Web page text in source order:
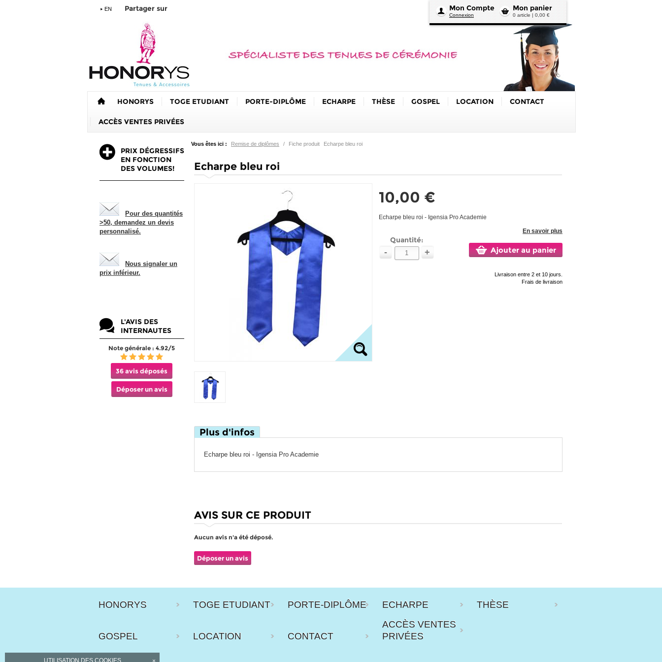
Mon panier
0 article | 0,00 €
Mon Compte
Connexion
EN Partager sur
HONORYS TOGE ETUDIANT PORTE-DIPLÔME ECHARPE THÈSE GOSPEL LOCATION CONTACT
ACCÈS VENTES PRIVÉES
UTILISATION DES COOKIES
PRIX DÉGRESSIFS
EN FONCTION
DES VOLUMES!
Pour des quantités
>50, demandez un devis
personnalisé.
Nous signaler un
prix inférieur.
L'AVIS DES
INTERNAUTES
Note générale : 4.92/5
36 avis déposés
Déposer un avis
Vous êtes ici : Remise de diplômes / Fiche produit Echarpe bleu roi
Echarpe bleu roi
10,00 €
Echarpe bleu roi - Igensia Pro Academie
En savoir plus
Quantité:
- + Ajouter au panier
Livraison entre 2 et 10 jours.
Frais de livraison
Plus d'infos
Echarpe bleu roi - Igensia Pro Academie
AVIS SUR CE PRODUIT
Aucun avis n'a été déposé.
Déposer un avis
HONORYS TOGE ETUDIANT PORTE-DIPLÔME ECHARPE THÈSE
GOSPEL LOCATION CONTACT
ACCÈS VENTES
PRIVÉES